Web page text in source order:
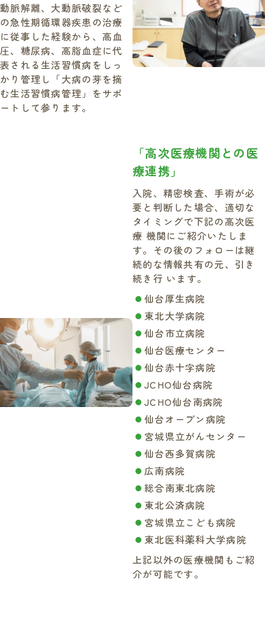
動脈解離、大動脈破裂など
の急性期循環器疾患の治療
に従事した経験から、高血
圧、糖尿病、高脂血症に代
表される生活習慣病をしっ
かり管理し「大病の芽を摘
む生活習慣病管理」をサポ
ートして参ります。
「高次医療機関との医
療連携」
入院、精密検査、手術が必
要と判断した場合、適切な
タイミングで下記の高次医
療 機関にご紹介いたしま
す。その後のフォローは継
続的な情報共有の元、引き
続き行 います。
仙台厚生病院
東北大学病院
仙台市立病院
仙台医療センター
仙台赤十字病院
JCHO仙台病院
JCHO仙台南病院
仙台オープン病院
宮城県立がんセンター
仙台西多賀病院
広南病院
総合南東北病院
東北公済病院
宮城県立こども病院
東北医科薬科大学病院
上記以外の医療機関もご紹
介が可能です。